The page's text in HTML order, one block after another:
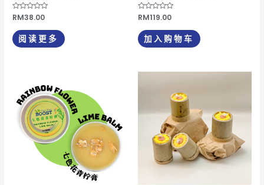
评
分
&sol;
5
RM38.00
阅读更多
评
分
&sol;
5
RM119.00
加入购物车